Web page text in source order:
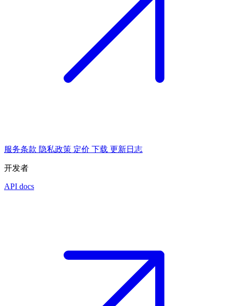
服务条款 隐私政策 定价 下载 更新日志
开发者
API docs